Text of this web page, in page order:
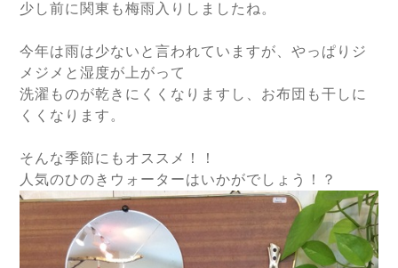
少し前に関東も梅雨入りしましたね。
今年は雨は少ないと言われていますが、やっぱりジ
メジメと湿度が上がって
洗濯ものが乾きにくくなりますし、お布団も干しに
くくなります。
そんな季節にもオススメ！！
人気のひのきウォーターはいかがでしょう！？